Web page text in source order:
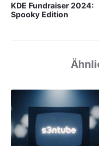
KDE Fundraiser 2024:
Spooky Edition